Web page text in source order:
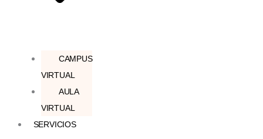
CAMPUS
VIRTUAL
AULA
VIRTUAL
SERVICIOS